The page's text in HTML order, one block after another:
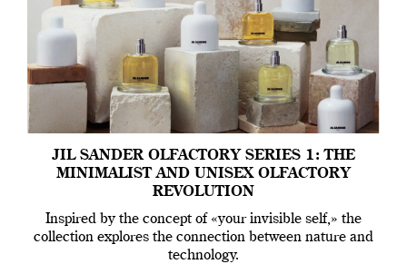
JIL SANDER OLFACTORY SERIES 1: THE
MINIMALIST AND UNISEX OLFACTORY
REVOLUTION
Inspired by the concept of «your invisible self,» the
collection explores the connection between nature and
technology.